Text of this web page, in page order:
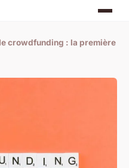
crowdfunding : la première